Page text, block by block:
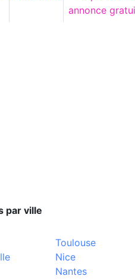
annonce
par ville
Toulouse
Nice
Nantes